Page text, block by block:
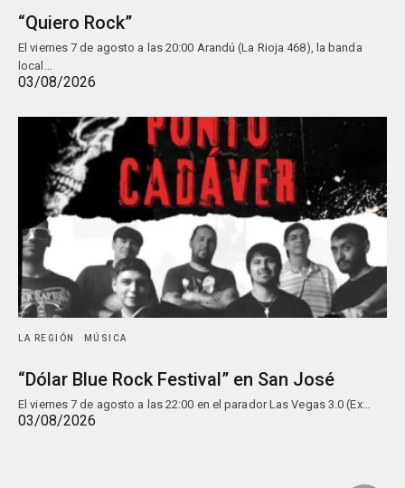
“Quiero Rock”
El viernes 7 de agosto a las 20:00 Arandú (La Rioja 468), la banda
local…
03/08/2026
LA REGIÓN MÚSICA
“Dólar Blue Rock Festival” en San José
El viernes 7 de agosto a las 22:00 en el parador Las Vegas 3.0 (Ex…
03/08/2026